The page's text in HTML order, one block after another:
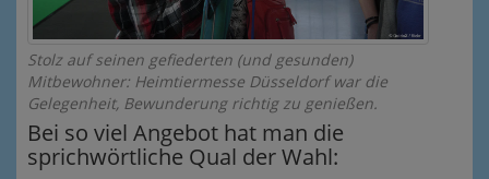
Stolz auf seinen gefiederten (und gesunden)
Mitbewohner: Heimtiermesse Düsseldorf war die
Gelegenheit, Bewunderung richtig zu genießen.
Bei so viel Angebot hat man die
sprichwörtliche Qual der Wahl: